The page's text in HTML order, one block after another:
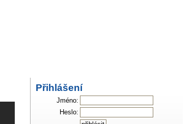
Přihlášení
Jméno:
Heslo: